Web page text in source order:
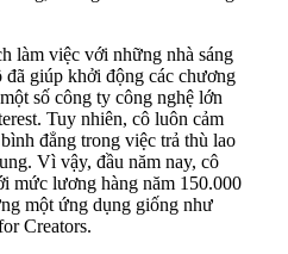
làm việc với những nhà sáng
giúp khởi động các chương
số công ty công nghệ lớn
Tuy nhiên, cô luôn cảm
đẳng trong việc trả thù lao
Vì vậy, đầu năm nay, cô
mức lương hàng năm 150.000
một ứng dụng giống như
Creators.